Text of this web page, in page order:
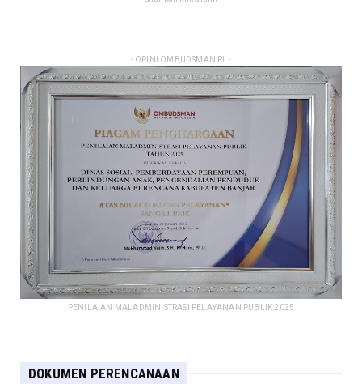
- OPINI OMBUDSMAN RI: -
PENILAIAN MALADMINISTRASI PELAYANAN PUBLIK 2025
DOKUMEN PERENCANAAN